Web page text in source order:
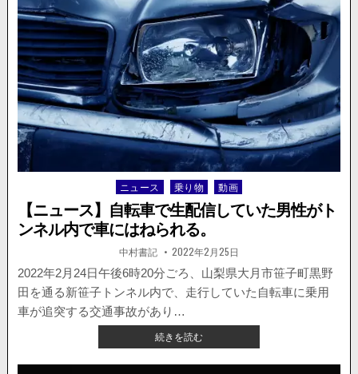
窃
盗
容
疑
の
車
を
追
跡
す
る
と、
車
を
ぶ
つ
け
て
タ
イ
を
Posted
in
ニュース 乗り物 動画
【ニュース】自転車で生配信していた男性がト
ンネル内で車にはねられる。
著
者:
中村書記 掲
載
日：
2022年2月25日
2022年2月24日午後6時20分ごろ、山梨県大月市笹子町黒野
田を通る新笹子トンネル内で、走行していた自転車に乗用
車が追突する交通事故があり…
続きを読む【ニ
ュ
ー